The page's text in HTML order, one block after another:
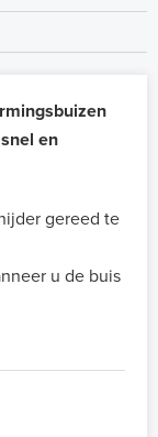
en
gereed te
u de buis